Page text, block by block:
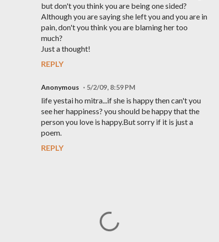
but don't you think you are being one sided?
Although you are saying she left you and you are in
pain, don't you think you are blaming her too
much?
Just a thought!
REPLY
Anonymous 5/2/09, 8:59 PM
life yestai ho mitra...if she is happy then can't you
see her happiness? you should be happy that the
person you love is happy.But sorry if it is just a
poem.
REPLY